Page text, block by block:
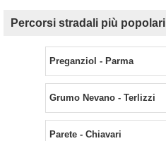
Percorsi stradali più popolari
Preganziol - Parma
Grumo Nevano - Terlizzi
Parete - Chiavari